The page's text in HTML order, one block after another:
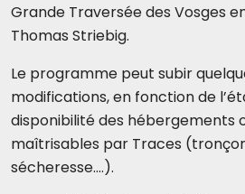
Grande Traversée des Vosges
Thomas Striebig.
Le programme peut subir
modifications, en fonction de
disponibilité des hébergements
maîtrisables par Traces
sécheresse.…).